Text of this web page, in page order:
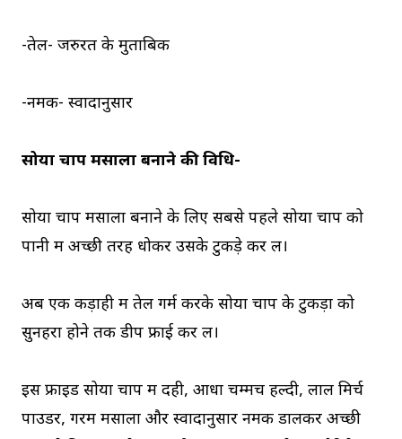
-तेल- जरुरत के मुताबिक
-नमक- स्वादानुसार
सोया चाप मसाला बनाने की विधि-
सोया चाप मसाला बनाने के लिए सबसे पहले सोया चाप को
पानी में अच्छी तरह धोकर उसके टुकड़े कर लें।
अब एक कड़ाही में तेल गर्म करके सोया चाप के टुकड़ों को
सुनहरा होने तक डीप फ्राई कर लें।
इस फ्राइड सोया चाप में दही, आधा चम्मच हल्दी, लाल मिर्च
पाउडर, गरम मसाला और स्वादानुसार नमक डालकर अच्छी